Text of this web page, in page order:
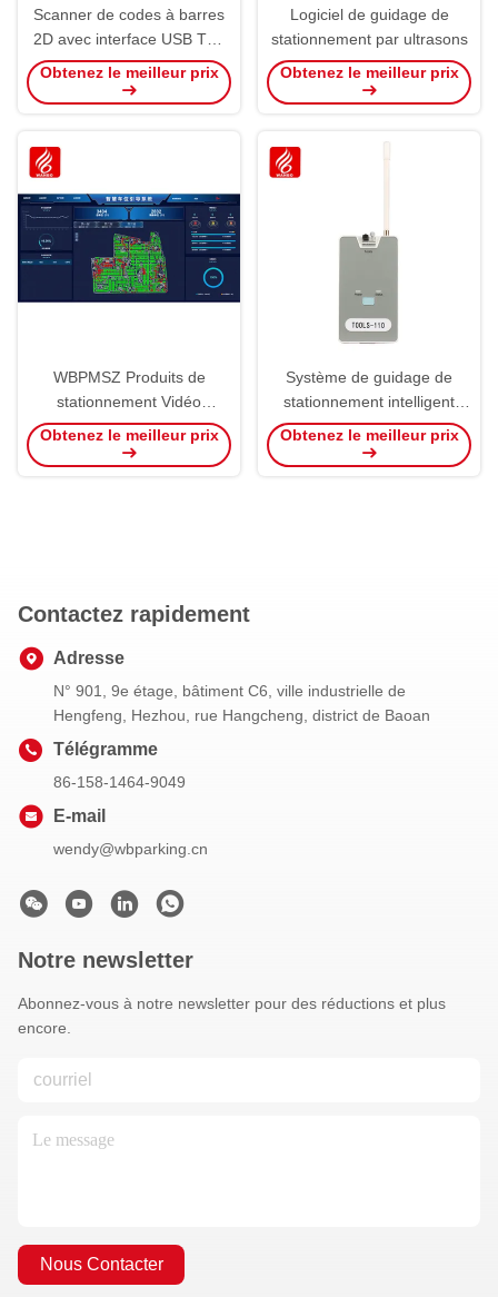
Scanner de codes à barres
2D avec interface USB TTL
RS232 RS485 équipement
de stationnement
Obtenez le meilleur prix
Logiciel de guidage de
stationnement par ultrasons
Obtenez le meilleur prix
WBPMSZ Produits de
stationnement Vidéo
Software de guidage de
stationnement Système
Obtenez le meilleur prix
Système de guidage de
stationnement intelligent
Bluetooth Infrarouge
Application téléphonique
Obtenez le meilleur prix
Contactez rapidement
Adresse
N° 901, 9e étage, bâtiment C6, ville industrielle de
Hengfeng, Hezhou, rue Hangcheng, district de Baoan
Télégramme
86-158-1464-9049
E-mail
wendy@wbparking.cn
Notre newsletter
Abonnez-vous à notre newsletter pour des réductions et plus
encore.
Nous Contacter